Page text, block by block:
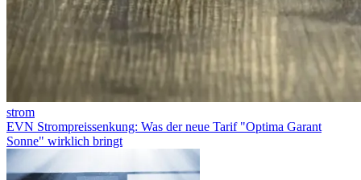
strom
EVN Strompreissenkung: Was der neue Tarif "Optima Garant
Sonne" wirklich bringt